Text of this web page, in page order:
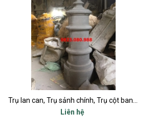
Liên hệ